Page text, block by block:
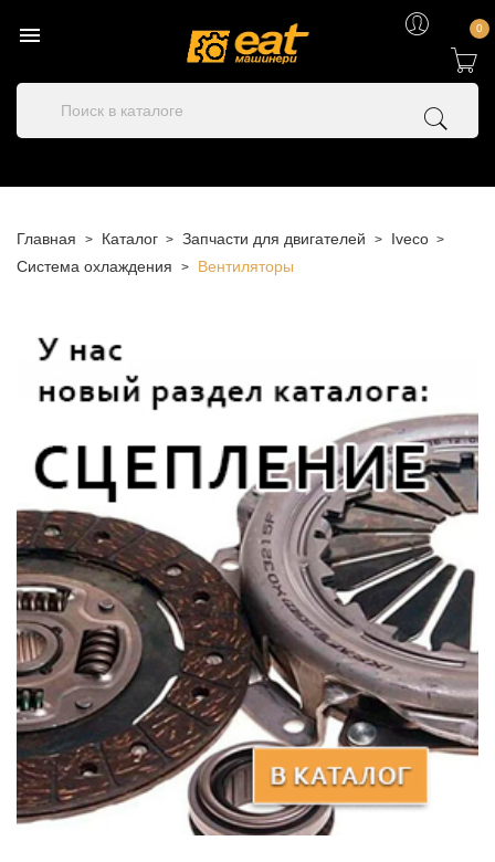
 0
Главная Каталог Запчасти для двигателей
Iveco
Система охлаждения
Вентиляторы